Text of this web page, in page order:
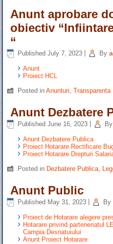
Anunt aprobare
obiectiv
“
Published July 7, 2023 By
Anunt
Proiect HCL
Posted in Anunturi ,Transparenta
Anunt Dezbatere
Published June 16, 2023 By
Anunt Dezbatere Publica
Proiect Hotarare Rectificare
Proiect Hotarare Drepturi
Posted in Dezbatere Publica
Anunt Public
Published May 31, 2023 By
Proiect de Hotarare alegere
Hotarare privind parteneriatul
Campia Desnatuiului
Anunt Proiect Hotarare